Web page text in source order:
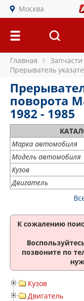
Москва
Главная Запчасти
Прерыватель
поворота
1982 - 1985
Марка автомобиля
Модель автомобиля
Кузов
Двигатель
К сожалению
позвоните по
Кузов
Двигатель